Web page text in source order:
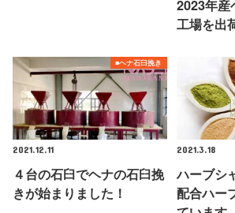
2023年産
工場を出
■ヘナ石臼挽き
2021.12.11
４台の石臼でヘナの石臼挽
きが始まりました！
2021.3.18
ハーブシ
配合ハー